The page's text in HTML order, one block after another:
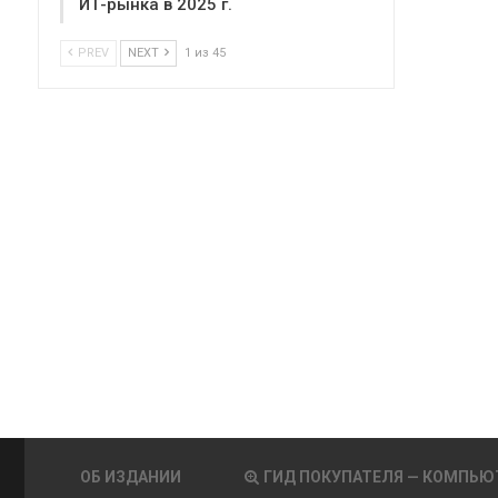
ИТ-рынка в 2025 г.
PREV NEXT 1 из 45
ОБ ИЗДАНИИ ГИД ПОКУПАТЕЛЯ —